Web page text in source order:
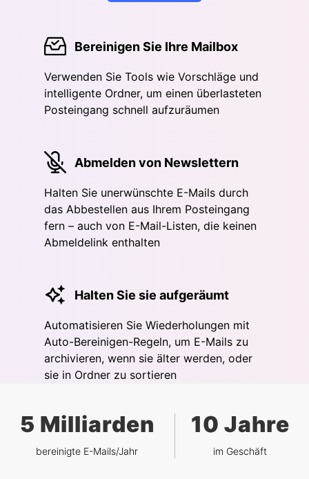
Bereinigen Sie Ihre Mailbox
Verwenden Sie Tools wie Vorschläge und
intelligente Ordner, um einen überlasteten
Posteingang schnell aufzuräumen
Abmelden von Newslettern
Halten Sie unerwünschte E-Mails durch
das Abbestellen aus Ihrem Posteingang
fern – auch von E-Mail-Listen, die keinen
Abmeldelink enthalten
Halten Sie sie aufgeräumt
Automatisieren Sie Wiederholungen mit
Auto-Bereinigen-Regeln, um E-Mails zu
archivieren, wenn sie älter werden, oder
sie in Ordner zu sortieren
5 Milliarden
bereinigte E-Mails/Jahr
10 Jahre
im Geschäft